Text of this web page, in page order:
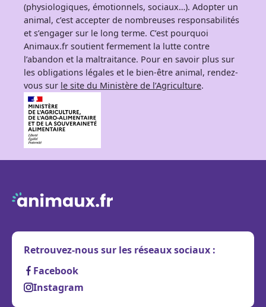
(physiologiques, émotionnels, sociaux…). Adopter un
animal, c’est accepter de nombreuses responsabilités
et s’engager sur le long terme. C’est pourquoi
Animaux.fr soutient fermement la lutte contre
l’abandon et la maltraitance. Pour en savoir plus sur
les obligations légales et le bien-être animal, rendez-
vous sur le site du Ministère de l’Agriculture.
Retrouvez-nous sur les réseaux sociaux :
Facebook
Instagram